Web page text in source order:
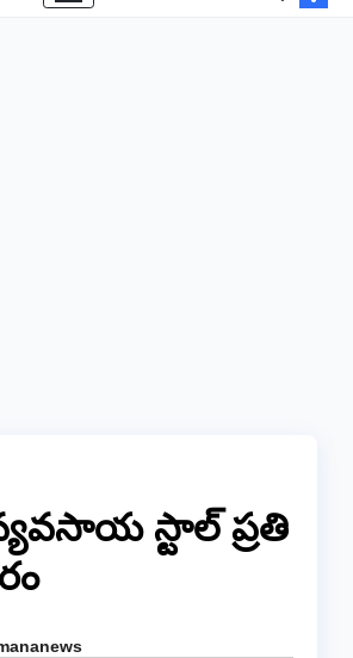
స్టాల్ ప్రతి